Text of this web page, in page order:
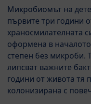
Микробиомът на
първите три години
храносмилателната
оформена в
степен без микроби.
липсват важните
години от живота тя
колонизирана с